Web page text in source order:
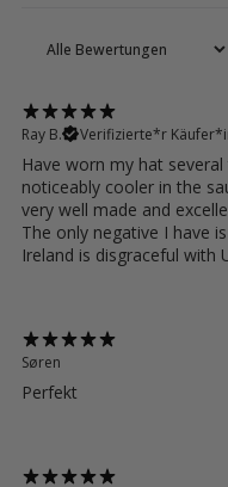
Ray B.
Verifizierte*r
Have worn my hat
noticeably cooler in the
very well made and
The only negative I have
Ireland is disgraceful with
Søren
Perfekt